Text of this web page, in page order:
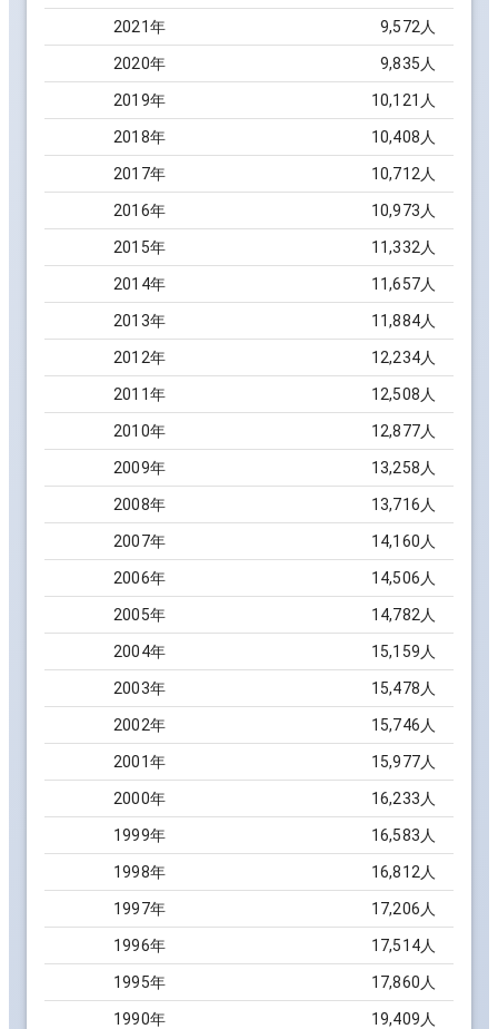
2021年 9,572 人
2020年 9,835 人
2019年 10,121 人
2018年 10,408 人
2017年 10,712 人
2016年 10,973 人
2015年 11,332 人
2014年 11,657人
2013年 11,884人
2012年 12,234人
2011年 12,508 人
2010年 12,877人
2009年 13,258 人
2008年 13,716 人
2007年 14,160 人
2006年 14,506 人
2005年 14,782 人
2004年 15,159 人
2003年 15,478 人
2002年 15,746 人
2001年 15,977人
2000年 16,233 人
1999年 16,583 人
1998年 16,812 人
1997年 17,206 人
1996年 17,514人
1995年 17,860 人
1990年 19,409 人